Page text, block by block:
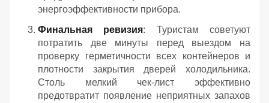
энергоэффективности прибора.
Финальная ревизия: Туристам советуют
потратить две минуты перед выездом на
проверку герметичности всех контейнеров и
плотности закрытия дверей холодильника.
Столь мелкий чек-лист эффективно
предотвратит появление неприятных запахов